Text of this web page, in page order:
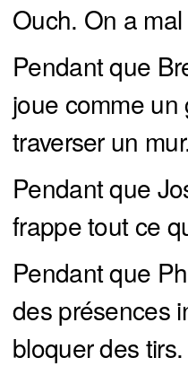
Ouch. On a
Pendant que
joue comme un
traverser un
Pendant que
frappe tout ce
Pendant que
des présences
bloquer des tirs.